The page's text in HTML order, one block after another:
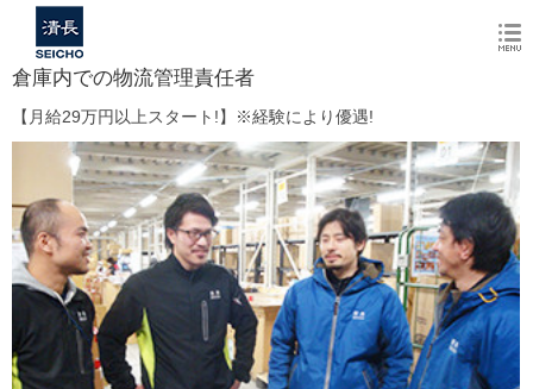
倉庫内での物流管理責任者
【月給29万円以上スタート!】※経験により優遇!